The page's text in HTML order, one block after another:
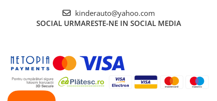
Lungime: 380 mm
Latime: 220 mm
Raza de actiune: pana la 50 m
Scara: 1:12
Radio: 2,4 GHz
Conducere: 4WD
kinderauto@yahoo.com
SOCIAL URMARESTE-NE IN SOCIAL MEDIA